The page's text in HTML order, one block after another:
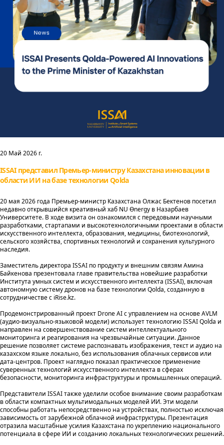
20 Май 2026 г.
ISSAI представил Премьер-министру Казахстана инновации в
области ИИ на базе технологии Qolda
20 мая 2026 года Премьер-министр Казахстана Олжас Бектенов посетил
недавно открывшийся креативный хаб NU Өnergy в Назарбаев
Университете. В ходе визита он ознакомился с передовыми научными
разработками, стартапами и высокотехнологичными проектами в области
искусственного интеллекта, образования, медицины, биотехнологий,
сельского хозяйства, спортивных технологий и сохранения культурного
наследия.
Заместитель директора ISSAI по продукту и внешним связям Амина
Байкенова презентовала главе правительства новейшие разработки
Института умных систем и искусственного интеллекта (ISSAI), включая
автономную систему дронов на базе технологии Qolda, созданную в
сотрудничестве с iRise.kz.
Продемонстрированный проект Drone AI с управлением на основе AVLM
(аудио-визуально-языковой модели) использует технологию ISSAI Qolda и
направлен на совершенствование систем интеллектуального
мониторинга и реагирования на чрезвычайные ситуации. Данное
решение позволяет системе распознавать изображения, текст и аудио на
казахском языке локально, без использования облачных сервисов или
дата-центров. Проект наглядно показал практическое применение
суверенных технологий искусственного интеллекта в сферах
безопасности, мониторинга инфраструктуры и промышленных операций.
Представители ISSAI также уделили особое внимание своим разработкам
в области компактных мультимодальных моделей ИИ. Эти модели
способны работать непосредственно на устройствах, полностью исключая
зависимость от зарубежной облачной инфраструктуры. Презентация
отразила масштабные усилия Казахстана по укреплению национального
потенциала в сфере ИИ и созданию локальных технологических решений.